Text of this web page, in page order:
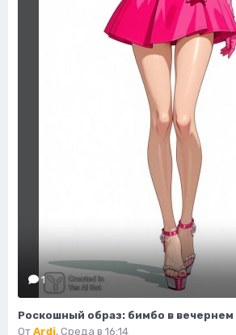
1
От Ardi, Среда в 16:14